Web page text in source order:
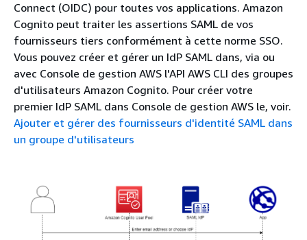
Connect (OIDC) pour toutes vos applications. Amazon
Cognito peut traiter les assertions SAML de vos
fournisseurs tiers conformément à cette norme SSO.
Vous pouvez créer et gérer un IdP SAML dans, via ou
avec Console de gestion AWS l'API AWS CLI des groupes
d'utilisateurs Amazon Cognito. Pour créer votre
premier IdP SAML dans Console de gestion AWS le, voir.
Ajouter et gérer des fournisseurs d'identité SAML dans
un groupe d'utilisateurs